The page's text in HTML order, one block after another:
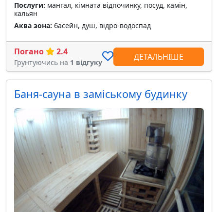
Послуги: мангал, кімната відпочинку, посуд, камін,
кальян
Аква зона: басейн, душ, відро-водоспад
Погано 2.4
Грунтуючись на 1 відгуку
ДЕТАЛЬНІШЕ
Баня-сауна в заміському будинку